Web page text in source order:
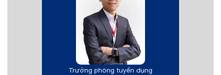
Trưởng phòng tuyển dụng